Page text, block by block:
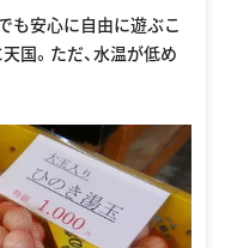
も安心に自由に遊ぶこ
国。ただ、水温が低め